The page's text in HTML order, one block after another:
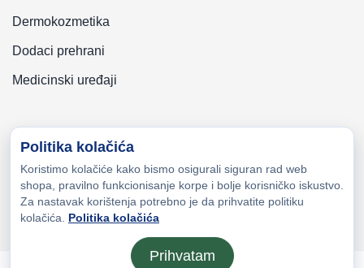
Dermokozmetika
Dodaci prehrani
Medicinski uređaji
Copyright © 2026 Zeni-Lijek Apoteka. Sva prava zadržana
Politika kolačića
Koristimo kolačiće kako bismo osigurali siguran rad web
shopa, pravilno funkcionisanje korpe i bolje korisničko iskustvo.
Za nastavak korištenja potrebno je da prihvatite politiku
kolačića. Politika kolačića
Prihvatam